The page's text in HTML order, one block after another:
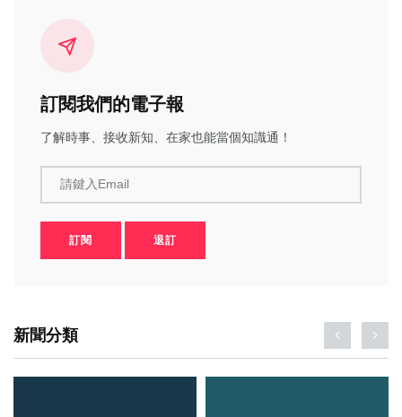
訂閱我們的電子報
了解時事、接收新知、在家也能當個知識通！
請鍵入Email
訂閱 退訂
新聞分類